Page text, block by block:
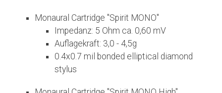
Monaural Cartridge "Spirit MONO"
Impedanz: 5 Ohm ca. 0,60 mV
Auflagekraft: 3,0 - 4,5g
0.4x0.7 mil bonded elliptical diamond
stylus